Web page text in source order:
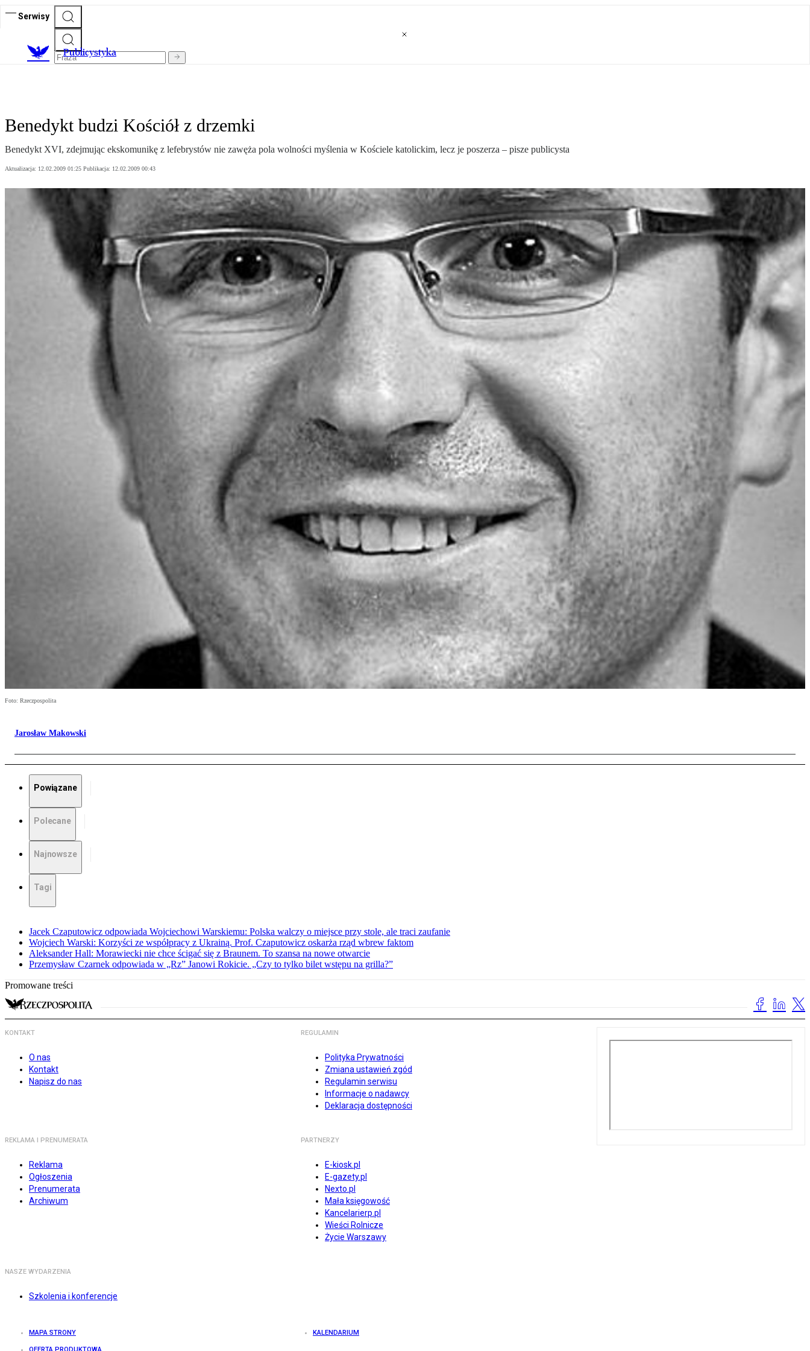
Serwisy
Publicystyka
Benedykt budzi Kościół z drzemki
Benedykt XVI, zdejmując ekskomunikę z lefebrystów nie zawęża pola wolności myślenia w Kościele katolickim, lecz je poszerza – pisze publicysta
Aktualizacja: 12.02.2009 01:25 Publikacja: 12.02.2009 00:43
Foto: Rzeczpospolita
Jarosław Makowski
Powiązane
Polecane
Najnowsze
Tagi
Jacek Czaputowicz odpowiada Wojciechowi Warskiemu: Polska walczy o miejsce przy stole, ale traci zaufanie
Wojciech Warski: Korzyści ze współpracy z Ukrainą. Prof. Czaputowicz oskarża rząd wbrew faktom
Aleksander Hall: Morawiecki nie chce ścigać się z Braunem. To szansa na nowe otwarcie
Przemysław Czarnek odpowiada w „Rz” Janowi Rokicie. „Czy to tylko bilet wstępu na grilla?”
Promowane treści
KONTAKT
O nas
Kontakt
Napisz do nas
REGULAMIN
Polityka Prywatności
Zmiana ustawień zgód
Regulamin serwisu
Informacje o nadawcy
Deklaracja dostępności
REKLAMA I PRENUMERATA
Reklama
Ogłoszenia
Prenumerata
Archiwum
PARTNERZY
E-kiosk.pl
E-gazety.pl
Nexto.pl
Mała księgowość
Kancelarierp.pl
Wieści Rolnicze
Życie Warszawy
NASZE WYDARZENIA
Szkolenia i konferencje
MAPA STRONY KALENDARIUM